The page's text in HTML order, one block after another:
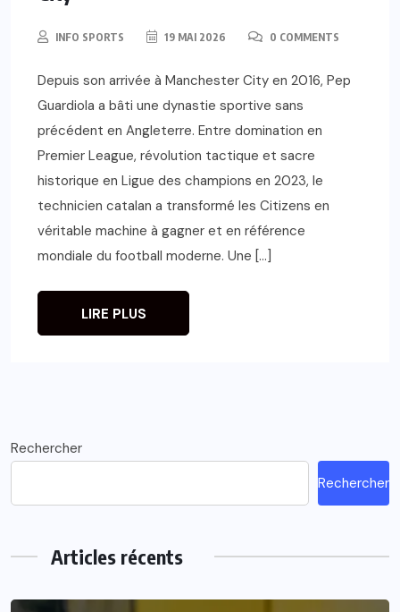
INFO SPORTS 19 MAI 2026 0 COMMENTS
Depuis son arrivée à Manchester City en 2016, Pep
Guardiola a bâti une dynastie sportive sans
précédent en Angleterre. Entre domination en
Premier League, révolution tactique et sacre
historique en Ligue des champions en 2023, le
technicien catalan a transformé les Citizens en
véritable machine à gagner et en référence
mondiale du football moderne. Une […]
LIRE PLUS
Rechercher
Rechercher
Articles récents